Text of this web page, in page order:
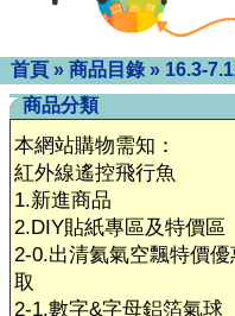
首頁 » 商品目錄 » 16.3-
商品分類
本網站購物需知：
紅外線遙控飛行魚
1.新進商品
2.DIY貼紙專區及特價區
2-0.出清氦氣空飄特價優
取
2-1.數字&字母鋁箔氣球